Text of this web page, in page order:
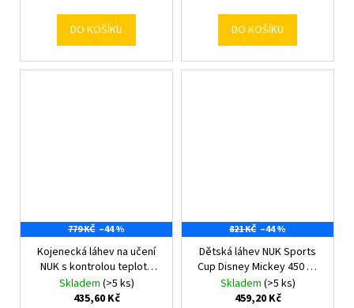
DO KOŠÍKU DO KOŠÍKU
779 KČ –44 %
Kojenecká láhev na učení
NUK s kontrolou teploty
150 ml červená
Skladem (>5 ks)
435,60 Kč
821 KČ –44 %
Dětská láhev NUK Sports
Cup Disney Mickey 450 ml
red
Skladem (>5 ks)
459,20 Kč